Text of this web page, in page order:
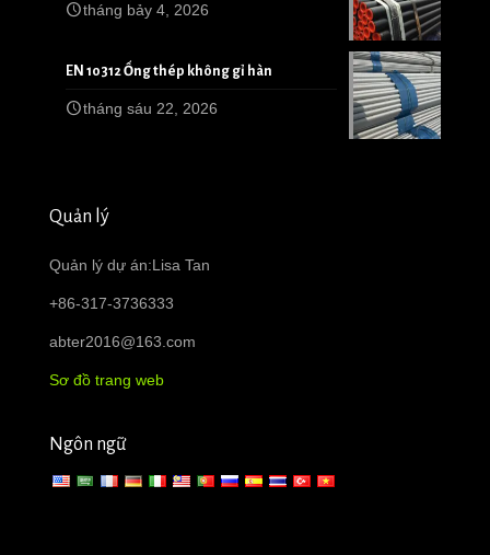
tháng bảy 4, 2026
EN 10312 Ống thép không gỉ hàn
tháng sáu 22, 2026
Quản lý
Quản lý dự án:Lisa Tan
+86-317-3736333
abter2016@163.com
Sơ đồ trang web
Ngôn ngữ